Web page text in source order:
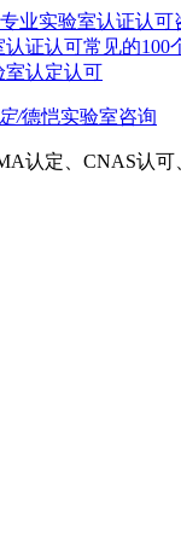
业实验室认证认可
证认可常见的100
/德恺实验室咨询
认定、CNAS认